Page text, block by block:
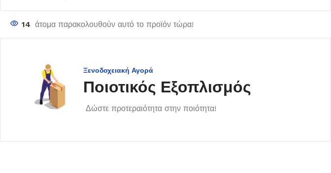
14 άτομα παρακολουθούν αυτό το προϊόν τώρα!
Ξενοδοχειακή Αγορά
Ποιοτικός Εξοπλισμός
Δώστε προτεραιότητα στην ποιότητα!